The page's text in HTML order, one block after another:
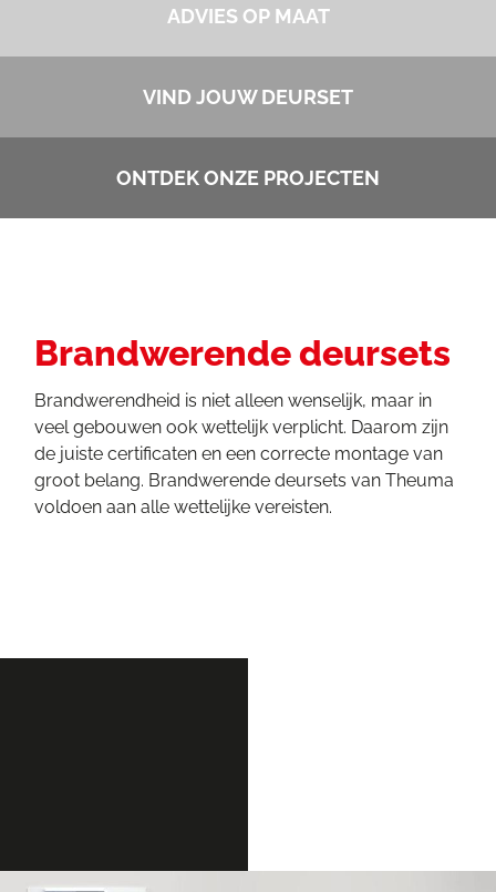
ADVIES OP MAAT
VIND JOUW DEURSET
ONTDEK ONZE PROJECTEN
Brandwerende deursets
Brandwerendheid is niet alleen wenselijk, maar in
veel gebouwen ook wettelijk verplicht. Daarom zijn
de juiste certificaten en een correcte montage van
groot belang. Brandwerende deursets van Theuma
voldoen aan alle wettelijke vereisten.